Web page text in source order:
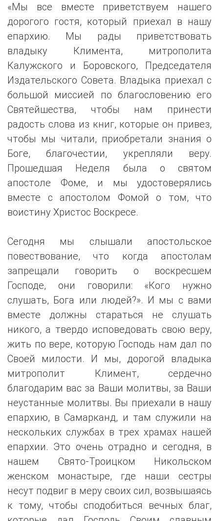
«Мы все вместе приветствуем нашего
дорогого гостя, который приехал в нашу
епархию. Мы рады приветствовать
владыку Климента, митрополита
Калужского и Боровского, Председателя
Издательского Совета. Владыка приехал с
большой миссией по благословению его
Святейшества, чтобы нам принести
радость слова из книг, которые он привез,
чтобы мы читали, приобретали знания о
Боге, благочестии, укрепляли веру.
Прошедшая Неделя была о святом
апостоле Фоме, и мы удостоверялись
вместе с апостолом Фомой о том, что
воистину Христос Воскресе.
Сегодня мы слышали апостольское
повествование, что когда апостолам
запрещали говорить о воскресшем
Господе, они говорили: «Кого нужно
слушать, Бога или людей?». И мы с вами
вместе должны стараться не слушать
никого, а твердо исповедовать свою веру,
жить по вере, которую Господь нам дал по
Своей милости. И мы, дорогой владыка
митрополит Климент, сердечно
благодарим вас за Ваши молитвы, за Ваши
неустанные молитвы. Вы приехали в нашу
епархию, в Самарканд, и там служили на
нескольких службах в трех храмах нашей
епархии. Это очень отрадно и сегодня, в
нашем Свято-Троицком Никольском
женском монастыре, где наши сестры
несут подвиг в меру своих сил, возвышаясь
к тому, чтобы сподобиться вечных благ,